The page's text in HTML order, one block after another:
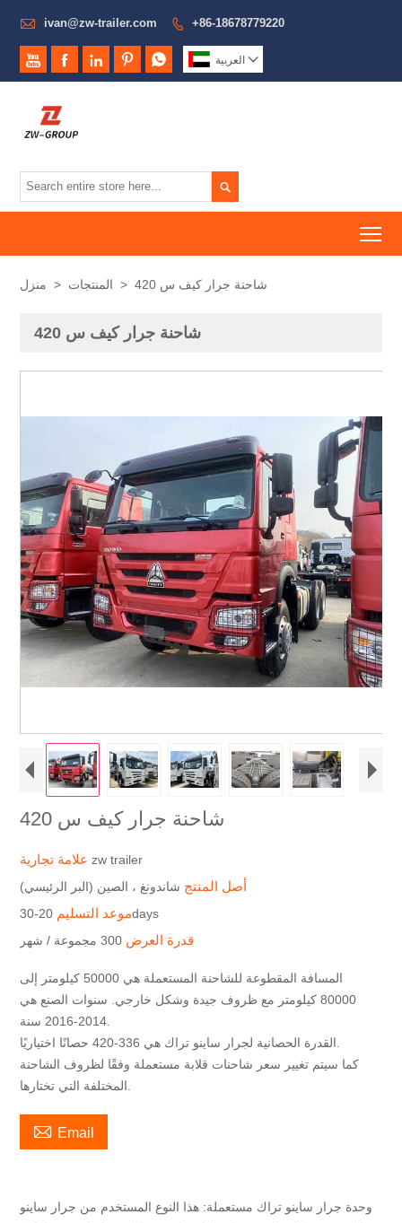
 ivan@zw-trailer.com  +86-18678779220
     العربية 

منزل > المنتجات > شاحنة جرار كيف س 420
شاحنة جرار كيف س 420
شاحنة جرار كيف س 420
علامة تجاريةzw trailer
أصل المنتج شاندونغ ، الصين (البر الرئيسي)
موعد التسليم20-30days
قدرة العرض 300 مجموعة / شهر
المسافة المقطوعة للشاحنة المستعملة هي 50000 كيلومتر إلى
80000 كيلومتر مع ظروف جيدة وشكل خارجي. سنوات الصنع هي
كما سيتم تغيير سعر شاحنات قلابة مستعملة وفقًا لظروف الشاحنة
 Email
وحدة جرار ساينو تراك مستعملة: هذا النوع المستخدم من جرار ساينو